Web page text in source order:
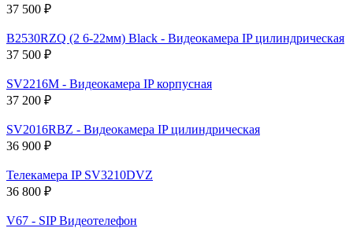
37 500 ₽
B2530RZQ (2 6-22мм) Black - Видеокамера IP цилиндрическая
37 500 ₽
SV2216M - Видеокамера IP корпусная
37 200 ₽
SV2016RBZ - Видеокамера IP цилиндрическая
36 900 ₽
Телекамера IP SV3210DVZ
36 800 ₽
V67 - SIP Видеотелефон